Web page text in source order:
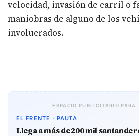
velocidad, invasión de carril o
maniobras de alguno de los
involucrados.
ESPACIO PUBLICITARIO PARA
EL FRENTE · PAUTA
Llega a más de 200 mil